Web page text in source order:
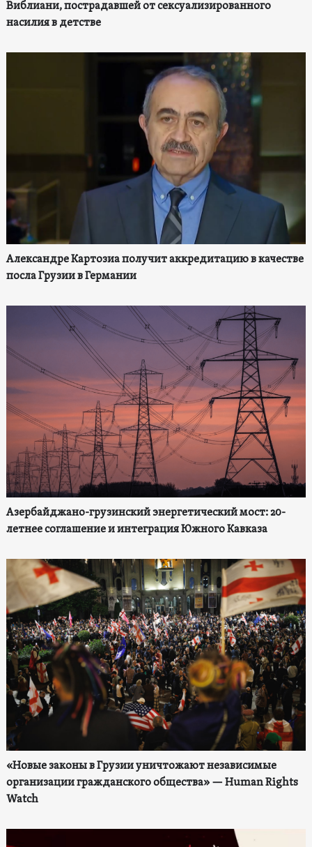
Виблиани, пострадавшей от сексуализированного
насилия в детстве
Александре Картозиа получит аккредитацию в качестве
посла Грузии в Германии
Азербайджано-грузинский энергетический мост: 20-
летнее соглашение и интеграция Южного Кавказа
«Новые законы в Грузии уничтожают независимые
организации гражданского общества» — Human Rights
Watch